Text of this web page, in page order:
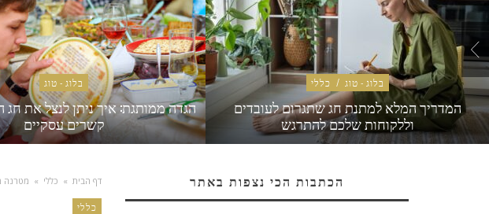
בלוג - טוג / כללי
המדריך המלא למתנת חג שתגרום לעובדים
וללקוחות שלכם להתרגש
בלוג - טוג
הגדה ממותגת: איך ניתן לנצל את חג
קשרים עסקיים
דף הבית » כללי » מטרנה
כללי
הכתבות הכי נצפות באתר